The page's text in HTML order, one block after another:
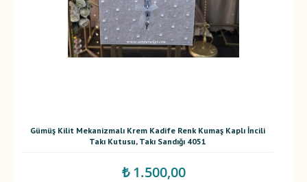
Gümüş Kilit Mekanizmalı Krem Kadife Renk Kumaş Kaplı İncili
Takı Kutusu, Takı Sandığı 4051
₺ 1.500,00